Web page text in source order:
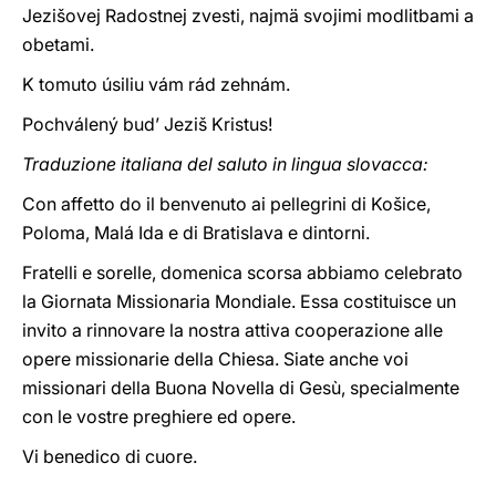
Jezišovej Radostnej zvesti, najmä svojimi modlitbami a
obetami.
K tomuto úsiliu vám rád zehnám.
Pochválený bud’ Jeziš Kristus!
Traduzione italiana del saluto in lingua slovacca:
Con affetto do il benvenuto ai pellegrini di Košice,
Poloma, Malá Ida e di Bratislava e dintorni.
Fratelli e sorelle, domenica scorsa abbiamo celebrato
la Giornata Missionaria Mondiale. Essa costituisce un
invito a rinnovare la nostra attiva cooperazione alle
opere missionarie della Chiesa. Siate anche voi
missionari della Buona Novella di Gesù, specialmente
con le vostre preghiere ed opere.
Vi benedico di cuore.